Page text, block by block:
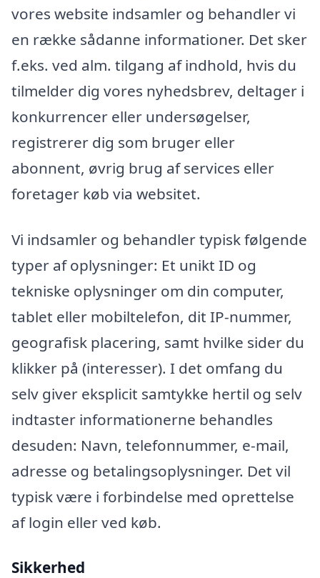
vores website indsamler og behandler vi
en række sådanne informationer. Det sker
f.eks. ved alm. tilgang af indhold, hvis du
tilmelder dig vores nyhedsbrev, deltager i
konkurrencer eller undersøgelser,
registrerer dig som bruger eller
abonnent, øvrig brug af services eller
foretager køb via websitet.
Vi indsamler og behandler typisk følgende
typer af oplysninger: Et unikt ID og
tekniske oplysninger om din computer,
tablet eller mobiltelefon, dit IP-nummer,
geografisk placering, samt hvilke sider du
klikker på (interesser). I det omfang du
selv giver eksplicit samtykke hertil og selv
indtaster informationerne behandles
desuden: Navn, telefonnummer, e-mail,
adresse og betalingsoplysninger. Det vil
typisk være i forbindelse med oprettelse
af login eller ved køb.
Sikkerhed